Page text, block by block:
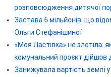
розповсюдження дитячої
Застава 6 мільйонів: що
Ольги Стефанішиної
«Моя Ластівка» не злетіла:
комунальний проєкт дійшов
Занижувала вартість землі